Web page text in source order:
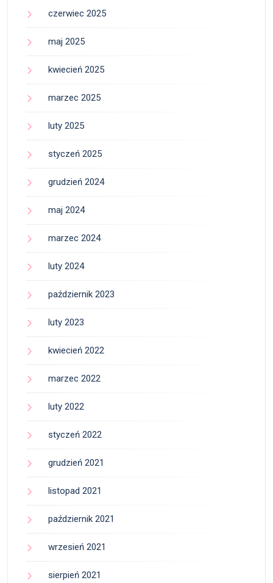
czerwiec 2025
maj 2025
kwiecień 2025
marzec 2025
luty 2025
styczeń 2025
grudzień 2024
maj 2024
marzec 2024
luty 2024
październik 2023
luty 2023
kwiecień 2022
marzec 2022
luty 2022
styczeń 2022
grudzień 2021
listopad 2021
październik 2021
wrzesień 2021
sierpień 2021